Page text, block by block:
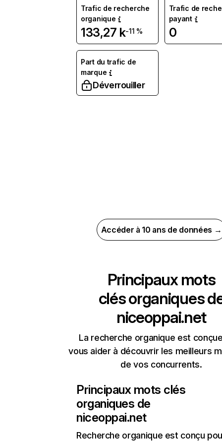
Trafic de recherche
organique
133,27 k-11 %
Trafic de
payant
0
Part du trafic de
marque
Déverrouiller
Accéder à 10 ans de données →
Principaux mots
clés organiques
niceoppai.net
La recherche organique est
vous aider à découvrir les meilleurs
de vos concurrents.
Principaux mots clés
organiques de
niceoppai.net
Recherche organique est conçu